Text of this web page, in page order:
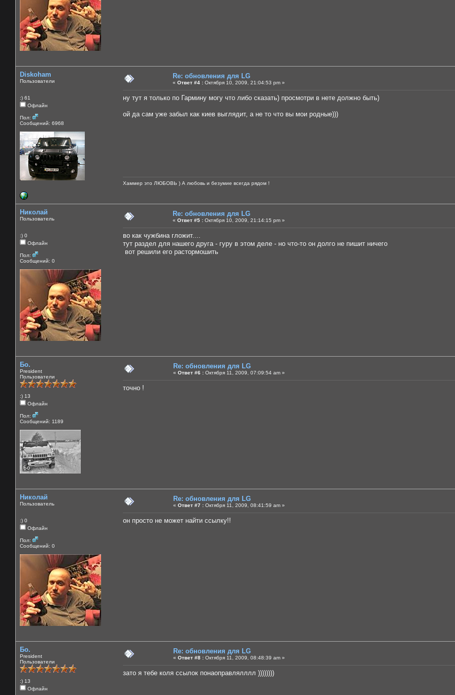
Diskoham
Пользователи
:) 61
Офлайн
Пол:
Сообщений: 6968
Re: обновления для LG
« Ответ #4 : Октября 10, 2009, 21:04:53 pm »
ну тут я только по Гармину могу что либо сказать) просмотри в нете должно быть)
ой да сам уже забыл как киев выглядит, а не то что вы мои родные)))
Хаммер это ЛЮБОВЬ ) А любовь и безумие всегда рядом !
Николай
Пользователь
:) 0
Офлайн
Пол:
Сообщений: 0
Re: обновления для LG
« Ответ #5 : Октября 10, 2009, 21:14:15 pm »
во как чужбина гложит....
тут раздел для нашего друга - гуру в этом деле - но что-то он долго не пишит ничего
вот решили его растормошить
Бо.
President
Пользователи
:) 13
Офлайн
Пол:
Сообщений: 1189
Re: обновления для LG
« Ответ #6 : Октября 11, 2009, 07:09:54 am »
точно !
Николай
Пользователь
:) 0
Офлайн
Пол:
Сообщений: 0
Re: обновления для LG
« Ответ #7 : Октября 11, 2009, 08:41:59 am »
он просто не может найти ссылку!!
Бо.
President
Пользователи
:) 13
Офлайн
Re: обновления для LG
« Ответ #8 : Октября 11, 2009, 08:48:39 am »
зато я тебе коля ссылок понаоправлялллл ))))))))